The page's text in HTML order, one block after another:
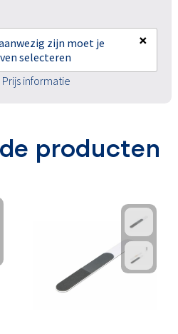
zijn moet je
selecteren
×
informatie
producten